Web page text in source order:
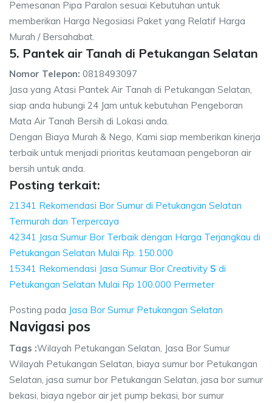
Pemesanan Pipa Paralon sesuai Kebutuhan untuk
memberikan Harga Negosiasi Paket yang Relatif Harga
Murah / Bersahabat.
5. Pantek air Tanah di Petukangan Selatan
Nomor Telepon: 0818493097
Jasa yang Atasi Pantek Air Tanah di Petukangan Selatan,
siap anda hubungi 24 Jam untuk kebutuhan Pengeboran
Mata Air Tanah Bersih di Lokasi anda.
Dengan Biaya Murah & Nego, Kami siap memberikan kinerja
terbaik untuk menjadi prioritas keutamaan pengeboran air
bersih untuk anda.
Posting terkait:
21341 Rekomendasi Bor Sumur di Petukangan Selatan
Termurah dan Terpercaya
42341 Jasa Sumur Bor Terbaik dengan Harga Terjangkau di
Petukangan Selatan Mulai Rp. 150.000
15341 Rekomendasi Jasa Sumur Bor Creativity S di
Petukangan Selatan Mulai Rp 100.000 Permeter
Posting pada Jasa Bor Sumur Petukangan Selatan
Navigasi pos
Tags :Wilayah Petukangan Selatan, Jasa Bor Sumur
Wilayah Petukangan Selatan, biaya sumur bor Petukangan
Selatan, jasa sumur bor Petukangan Selatan, jasa bor sumur
bekasi, biaya ngebor air jet pump bekasi, bor sumur